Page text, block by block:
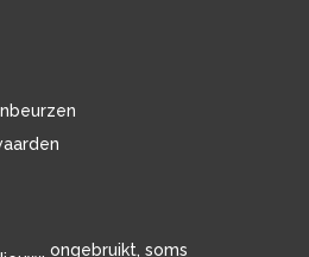
ongebruikt, soms